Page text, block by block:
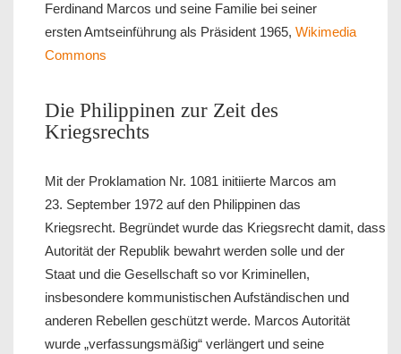
Ferdinand Marcos und seine Familie bei seiner
ersten Amtseinführung als Präsident 1965, Wikimedia
Commons
Die Philippinen zur Zeit des
Kriegsrechts
Mit der Proklamation Nr. 1081 initiierte Marcos am
23. September 1972 auf den Philippinen das
Kriegsrecht. Begründet wurde das Kriegsrecht damit, dass
Autorität der Republik bewahrt werden solle und der
Staat und die Gesellschaft so vor Kriminellen,
insbesondere kommunistischen Aufständischen und
anderen Rebellen geschützt werde. Marcos Autorität
wurde „verfassungsmäßig“ verlängert und seine